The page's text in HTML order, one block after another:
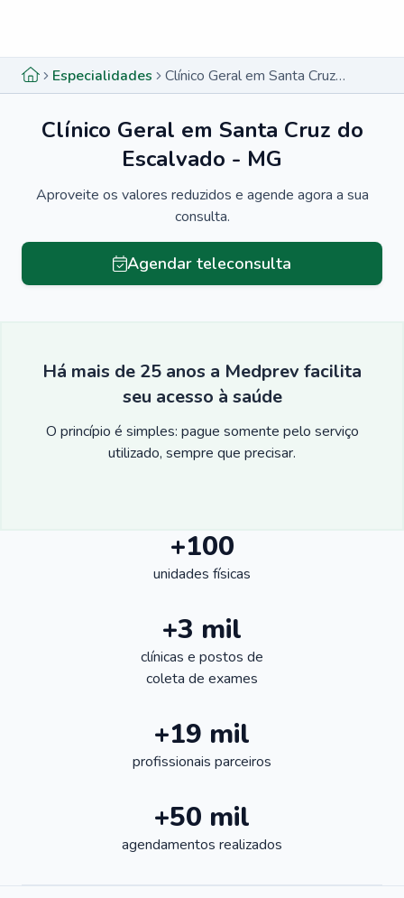
Especialidades Clínico Geral em Santa Cruz do Escalvado - MG
Clínico Geral em Santa Cruz do
Escalvado - MG
Aproveite os valores reduzidos e agende agora a sua
consulta.
Agendar teleconsulta
Há mais de 25 anos a Medprev facilita
seu acesso à saúde
O princípio é simples: pague somente pelo serviço
utilizado, sempre que precisar.
+100
unidades físicas
+3 mil
clínicas e postos de
coleta de exames
+19 mil
profissionais parceiros
+50 mil
agendamentos realizados